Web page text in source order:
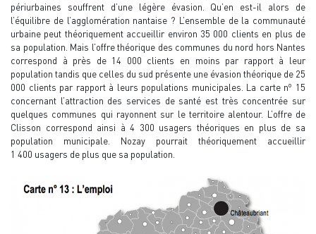
périurbaines souffrent d’une légère évasion. Qu’en est-il alors de
l’équilibre de l’agglomération nantaise ? L’ensemble de la communauté
urbaine peut théoriquement accueillir environ 35 000 clients en plus de
sa population. Mais l’offre théorique des communes du nord hors Nantes
correspond à près de 14 000 clients en moins par rapport à leur
population tandis que celles du sud présente une évasion théorique de 25
000 clients par rapport à leurs populations municipales. La carte no 15
concernant l’attraction des services de santé est très concentrée sur
quelques communes qui rayonnent sur le territoire alentour. L’offre de
Clisson correspond ainsi à 4 300 usagers théoriques en plus de sa
population municipale. Nozay pourrait théoriquement accueillir
1 400 usagers de plus que sa population.